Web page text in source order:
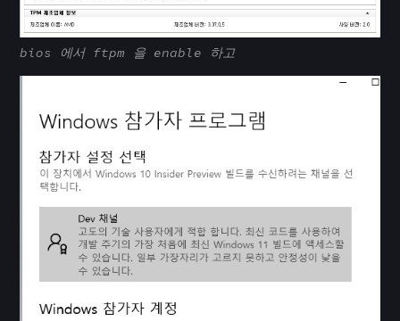
bios 에서 ftpm 을 enable 하고